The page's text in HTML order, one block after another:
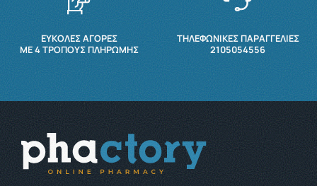
ΕΥΚΟΛΕΣ ΑΓΟΡΕΣ
ΜΕ 4 ΤΡΌΠΟΥΣ ΠΛΗΡΩΜΉΣ
ΤΗΛΕΦΩΝΙΚΕΣ ΠΑΡΑΓΓΕΛΙΕΣ
2105054556